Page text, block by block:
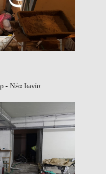
- Νέα Ιωνία